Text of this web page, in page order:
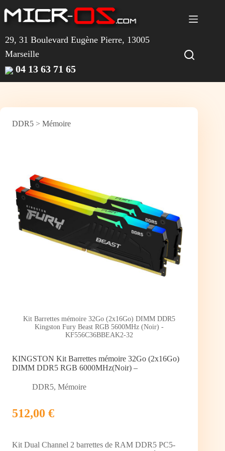
au
contenu
29, 31 Boulevard Eugène Pierre, 13005
Marseille
04 13 63 71 65
DDR5 > Mémoire
Kit Barrettes mémoire 32Go (2x16Go) DIMM DDR5
Kingston Fury Beast RGB 5600MHz (Noir) -
KF556C36BBEAK2-32
KINGSTON Kit Barrettes mémoire 32Go (2x16Go)
DIMM DDR5 RGB 6000MHz(Noir) –
DDR5, Mémoire
512,00 €
Kit Dual Channel 2 barrettes de RAM DDR5 PC5-